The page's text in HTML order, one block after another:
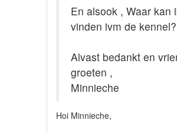
En alsook , Waar kan
vinden ivm de kennel?
Alvast bedankt en
groeten ,
Minnieche
Hoi Minnieche,